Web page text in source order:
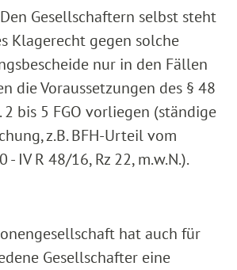
Gesellschaftern selbst steht
Klagerecht gegen solche
nur in den Fällen
die Voraussetzungen des § 48
2 bis 5 FGO vorliegen (ständige
z.B. BFH-Urteil vom
- IV R 48/16, Rz 22, m.w.N.).
hat auch für
Gesellschafter eine